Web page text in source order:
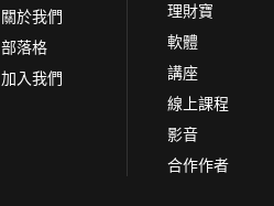
關於我們
部落格
加入我們
理財寶
軟體
講座
線上課程
影音
合作作者